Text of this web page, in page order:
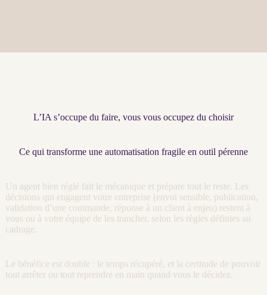
L’IA s’occupe du faire, vous vous occupez du choisir
Ce qui transforme une automatisation fragile en outil pérenne
Un agent bien réglé fait le mécanique et prépare tout le reste. Les
décisions qui engagent votre entreprise (envoi sensible, publication,
validation d’une commande, réponse à un client à enjeu) restent à
vous ou à votre équipe de les trancher, selon les règles définies au
cadrage.
Le bénéfice est double : le temps récupéré, et la certitude de pouvoir
tout arrêter ou tout reprendre en main quand vous le décidez.